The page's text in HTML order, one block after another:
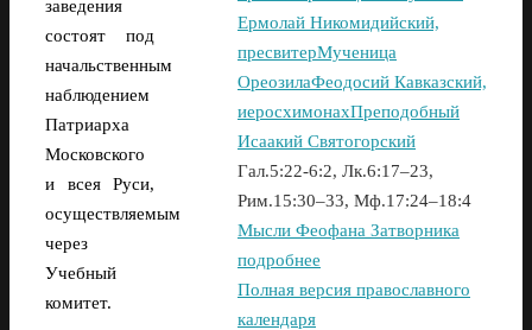
заведения
состоят под
начальственным
наблюдением
Патриарха
Московского
и всея Руси,
осуществляемым
через
Учебный
комитет.
Ермолай Никомидийский,
пресвитерМученица
ОреозилаФеодосий Кавказский,
иеросхимонахПреподобный
Исаакий Святогорский
Гал.5:22-6:2, Лк.6:17–23,
Рим.15:30–33, Мф.17:24–18:4
Мысли Феофана Затворника
подробнее
Полная версия православного
календаря